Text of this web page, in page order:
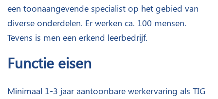
een toonaangevende specialist op het gebied van
diverse onderdelen. Er werken ca. 100 mensen.
Tevens is men een erkend leerbedrijf.
Functie eisen
Minimaal 1-3 jaar aantoonbare werkervaring als TIG